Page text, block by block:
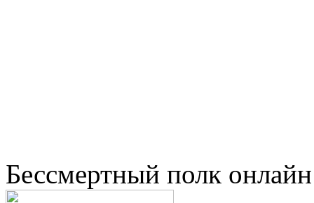
Бессмертный полк онлайн